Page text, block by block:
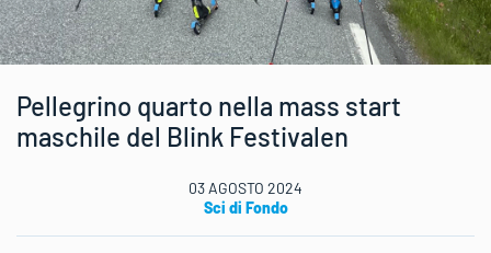
Pellegrino quarto nella mass start
maschile del Blink Festivalen
03 AGOSTO 2024
Sci di Fondo